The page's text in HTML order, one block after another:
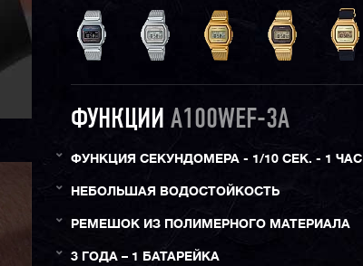
ФУНКЦИИ A100WEF-3A
ФУНКЦИЯ СЕКУНДОМЕРА - 1/10 СЕК. - 1 ЧАС
НЕБОЛЬШАЯ ВОДОСТОЙКОСТЬ
РЕМЕШОК ИЗ ПОЛИМЕРНОГО МАТЕРИАЛА
3 ГОДА – 1 БАТАРЕЙКА